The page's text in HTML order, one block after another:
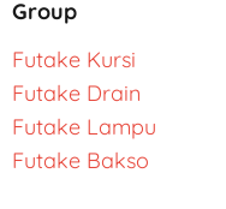
Group
Futake Kursi
Futake Drain
Futake Lampu
Futake Bakso